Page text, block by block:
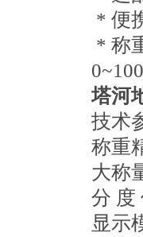
* 便
* 称
塔河
技术
称重
大称
分 度
显示